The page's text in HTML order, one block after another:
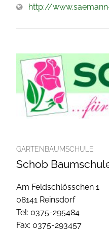
http://
GARTENBAUMSCHULE
Schob
Am Feldschlösschen 1
08141 Reinsdorf
Tel: 0375-295484
Fax: 0375-293457